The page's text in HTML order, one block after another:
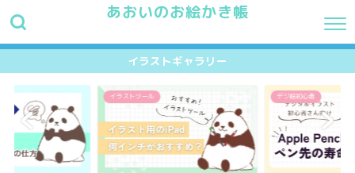
あおいのお絵かき帳
HOME イラス
イラストギャラリー
イラストツール デジ絵初心者